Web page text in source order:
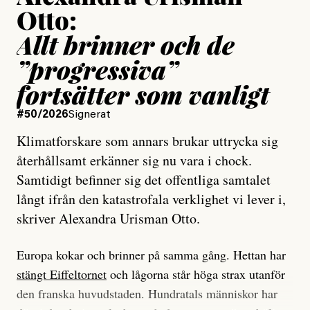
Otto:
Allt brinner och de
”progressiva”
fortsätter som vanligt
#50/2026Signerat
Klimatforskare som annars brukar uttrycka sig
återhållsamt erkänner sig nu vara i chock.
Samtidigt befinner sig det offentliga samtalet
långt ifrån den katastrofala verklighet vi lever i,
skriver Alexandra Urisman Otto.
Europa kokar och brinner på samma gång. Hettan har
stängt Eiffeltornet och lågorna står höga strax utanför
den franska huvudstaden. Hundratals människor har